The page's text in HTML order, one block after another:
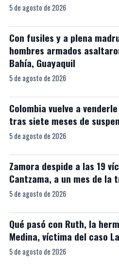
5 de agosto de 2026
Con fusiles y a plena
hombres armados
Bahía, Guayaquil
5 de agosto de 2026
Colombia vuelve a
tras siete meses de
5 de agosto de 2026
Zamora despide a las 19
Cantzama, a un mes de la
5 de agosto de 2026
Qué pasó con Ruth, la
Medina, víctima del caso
5 de agosto de 2026